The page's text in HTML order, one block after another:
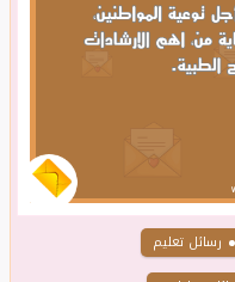
رسائل تعليم